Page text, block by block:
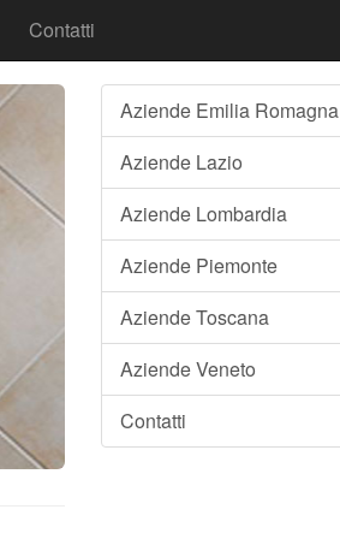
Contatti
Aziende Emilia Romagna
Aziende Lazio
Aziende Lombardia
Aziende Piemonte
Aziende Toscana
Aziende Veneto
Contatti